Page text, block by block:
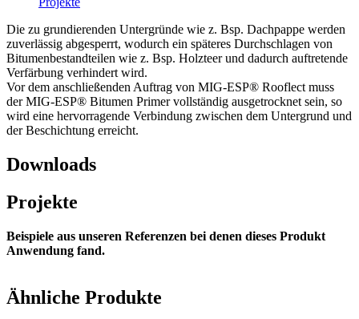
Die zu grundierenden Untergründe wie z. Bsp. Dachpappe werden
zuverlässig abgesperrt, wodurch ein späteres Durchschlagen von
Bitumenbestandteilen wie z. Bsp. Holzteer und dadurch auftretende
Verfärbung verhindert wird.
Vor dem anschließenden Auftrag von MIG-ESP® Rooflect muss
der MIG-ESP® Bitumen Primer vollständig ausgetrocknet sein, so
wird eine hervorragende Verbindung zwischen dem Untergrund und
der Beschichtung erreicht.
Downloads
Projekte
Beispiele aus unseren Referenzen bei denen dieses Produkt
Anwendung fand.
Ähnliche Produkte